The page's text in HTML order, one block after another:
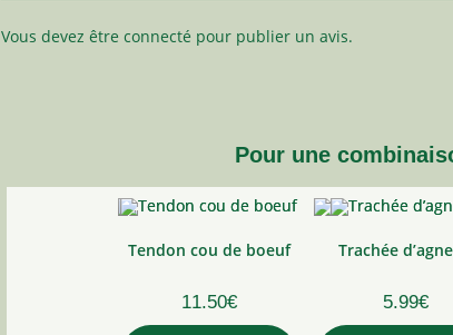
Vous devez êtreconnecté pour publier un avis.
Pour une
Tendon cou de boeuf
11.50€
Trachée
5.99€